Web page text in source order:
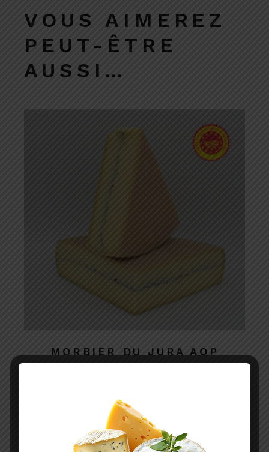
VOUS AIMEREZ
PEUT-ÊTRE
AUSSI…
MORBIER DU JURA AOP